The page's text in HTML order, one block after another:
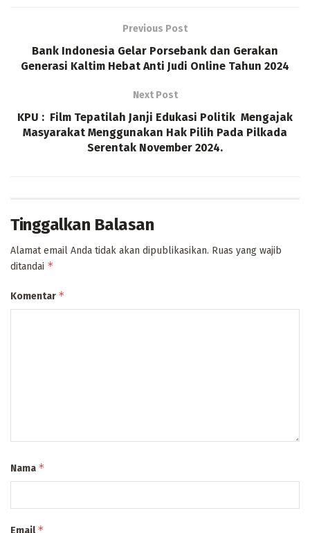
Previous Post
Bank Indonesia Gelar Porsebank dan Gerakan
Generasi Kaltim Hebat Anti Judi Online Tahun 2024
Next Post
KPU : Film Tepatilah Janji Edukasi Politik Mengajak
Masyarakat Menggunakan Hak Pilih Pada Pilkada
Serentak November 2024.
Tinggalkan Balasan
Alamat email Anda tidak akan dipublikasikan. Ruas yang wajib
ditandai *
Komentar *
Nama *
Email*